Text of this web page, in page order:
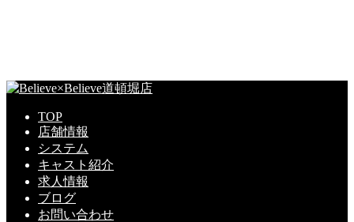
TOP
店舗情報
システム
キャスト紹介
求人情報
ブログ
お問い合わせ